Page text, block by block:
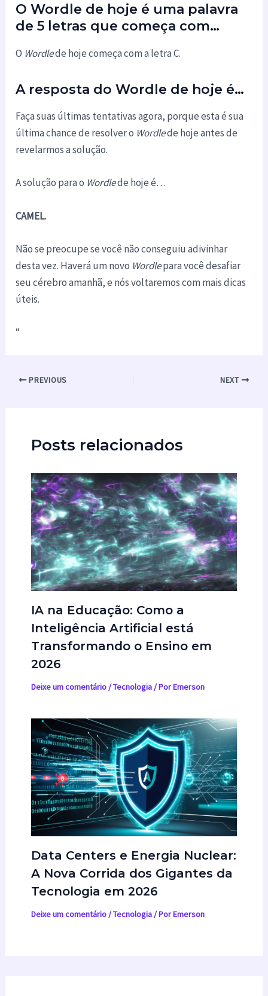
O Wordle de hoje é uma palavra
de 5 letras que começa com…
O Wordlede hoje começa com a letra C.
A resposta do Wordle de hoje é…
Faça suas últimas tentativas agora, porque esta é sua
última chance de resolver o Wordlede hoje antes de
revelarmos a solução.
A solução para o Wordlede hoje é…
CAMEL.
Não se preocupe se você não conseguiu adivinhar
desta vez. Haverá um novo Wordlepara você desafiar
seu cérebro amanhã, e nós voltaremos com mais dicas
úteis.
“
PREVIOUS NEXT
Posts relacionados
IA na Educação: Como a
Inteligência Artificial está
Transformando o Ensino em
2026
Deixe um comentário/Tecnologia/ PorEmerson
Data Centers e Energia Nuclear:
A Nova Corrida dos Gigantes da
Tecnologia em 2026
Deixe um comentário/Tecnologia/ PorEmerson